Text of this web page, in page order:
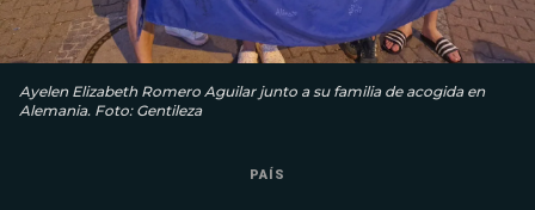
Ayelen Elizabeth Romero Aguilar junto a su familia de acogida en
Alemania. Foto: Gentileza
PAÍS